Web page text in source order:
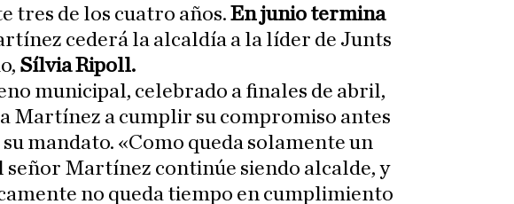
tres de los cuatro años. En junio termina
cederá la alcaldía a la líder de Junts
Sílvia Ripoll.
municipal, celebrado a finales de abril,
Martínez a cumplir su compromiso antes
mandato. «Como queda solamente un
señor Martínez continúe siendo alcalde, y
no queda tiempo en cumplimiento